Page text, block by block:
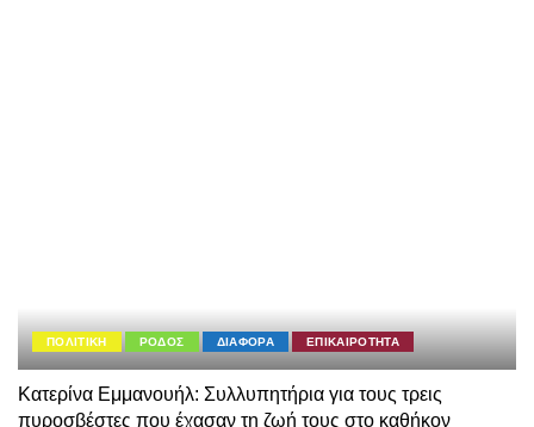
ΠΟΛΙΤΙΚΗ ΡΟΔΟΣ ΔΙΑΦΟΡΑ ΕΠΙΚΑΙΡΟΤΗΤΑ
Κατερίνα Εμμανουήλ: Συλλυπητήρια για τους τρεις
πυροσβέστες που έχασαν τη ζωή τους στο καθήκον